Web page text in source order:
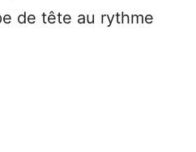
de tête au rythme